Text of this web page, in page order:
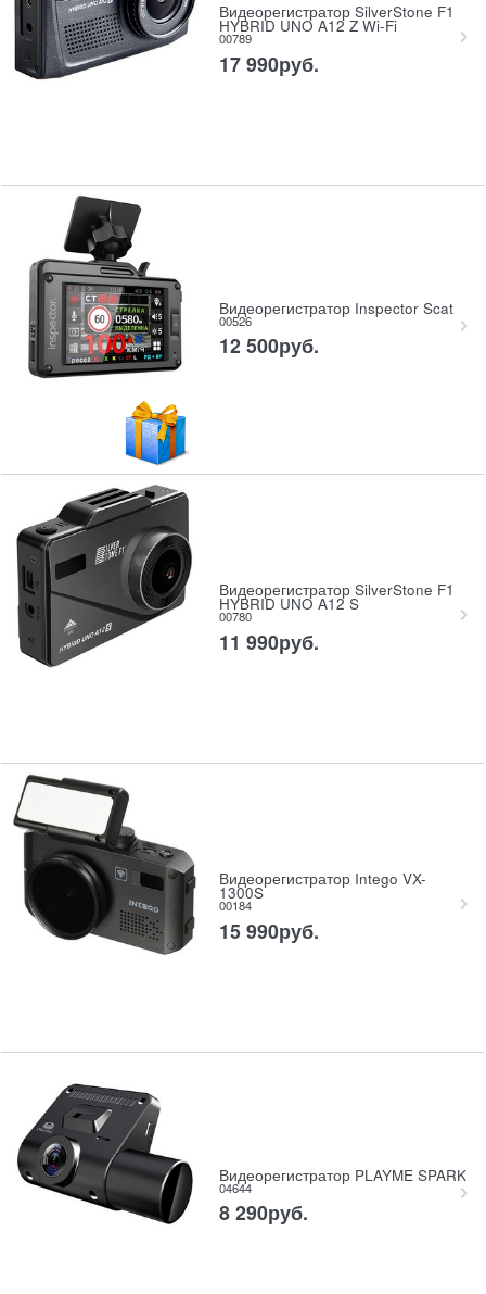
Видеорегистратор SilverStone F1
HYBRID UNO A12 Z Wi-Fi
00789
17 990руб.
Видеорегистратор Inspector Scat
00526
12 500руб.
Видеорегистратор SilverStone F1
HYBRID UNO A12 S
00780
11 990руб.
Видеорегистратор Intego VX-
1300S
00184
15 990руб.
Видеорегистратор PLAYME SPARK
04644
8 290руб.